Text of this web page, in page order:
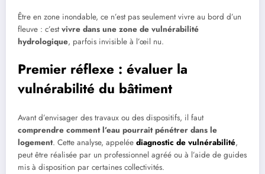
Être en zone inondable, ce n’est pas seulement vivre au bord d’un
fleuve : c’estvivre dans une zone de vulnérabilité
hydrologique, parfois invisible à l’œil nu.
Premier réflexe : évaluer la
vulnérabilité du bâtiment
Avant d’envisager des travaux ou des dispositifs, il faut
comprendre comment l’eau pourrait pénétrer dans le
logement. Cette analyse, appelée diagnostic de vulnérabilité,
peut être réalisée par un professionnel agréé ou à l’aide de guides
mis à disposition par certaines collectivités.